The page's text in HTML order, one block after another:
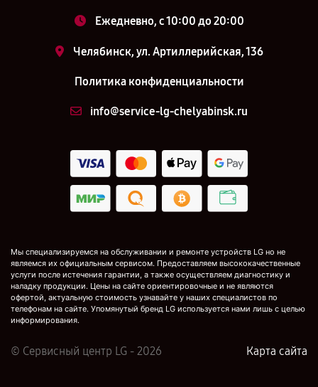
Ежедневно, с 10:00 до 20:00
Челябинск, ул. Артиллерийская, 136
Политика конфиденциальности
info@service-lg-chelyabinsk.ru
Мы специализируемся на обслуживании и ремонте устройств LG но не
являемся их официальным сервисом. Предоставляем высококачественные
услуги после истечения гарантии, а также осуществляем диагностику и
наладку продукции. Цены на сайте ориентировочные и не являются
офертой, актуальную стоимость узнавайте у наших специалистов по
телефонам на сайте. Упомянутый бренд LG используется нами лишь с целью
информирования.
© Сервисный центр LG - 2026 Карта сайта